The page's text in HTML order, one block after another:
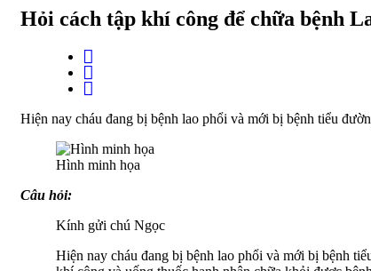
Hỏi cách tập khí công để chữa bệnh
Hiện nay cháu đang bị bệnh lao phổi và mới bị bệnh tiểu
Hình minh họa
Câu hỏi:
Kính gửi chú Ngọc
Hiện nay cháu đang bị bệnh lao phổi và mới bị bệnh